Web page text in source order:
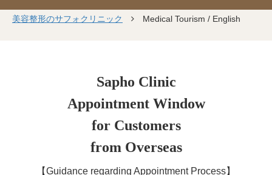
美容整形のサフォクリニック Medical Tourism / English
Sapho Clinic
Appointment Window
for Customers
from Overseas
【Guidance regarding Appointment Process】